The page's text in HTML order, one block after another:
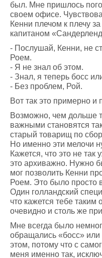
был. Мне пришлось
своем офисе.
Кенни плечом к плечу
капитаном
- Послушай, Кенни, не
Роем.
- Я не знал об этом.
- Знал, я теперь босс
- Без проблем, Рой.
Вот так это примерно и
Возможно, чем дольше
важными становятся
старый товарищ по
Но именно эти мелочи
Кажется, что это не
это архиважно. Нужно
мог позволить Кенни
Роем. Это было просто
Один голландский
что кажется тебе таким
очевидно и столь же
Мне всегда было
обращались «босс»
этом, потому что с
меня именно так,